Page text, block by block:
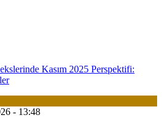
Kasım 2025 Perspektifi:
- 13:48